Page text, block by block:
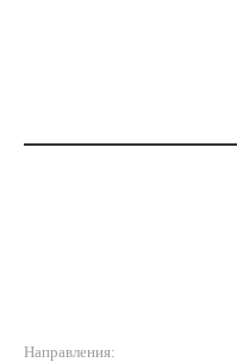
Направления: